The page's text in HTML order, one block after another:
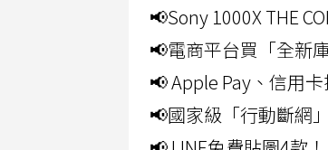
📢Sony 1000X THE
📢電商平台買「全新
📢 Apple Pay、信用
📢國家級「行動斷網